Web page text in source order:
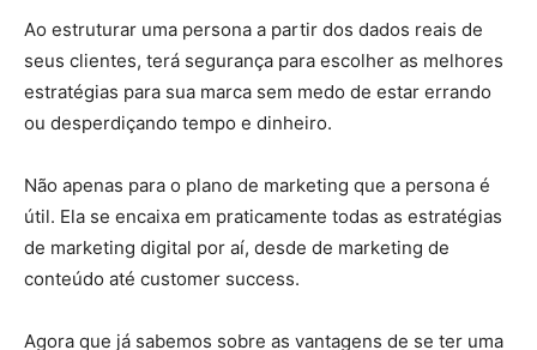
Ao estruturar uma persona a partir dos dados reais de
seus clientes, terá segurança para escolher as melhores
estratégias para sua marca sem medo de estar errando
ou desperdiçando tempo e dinheiro.
Não apenas para o plano de marketing que a persona é
útil. Ela se encaixa em praticamente todas as estratégias
de marketing digital por aí, desde de marketing de
conteúdo até customer success.
Agora que já sabemos sobre as vantagens de se ter uma